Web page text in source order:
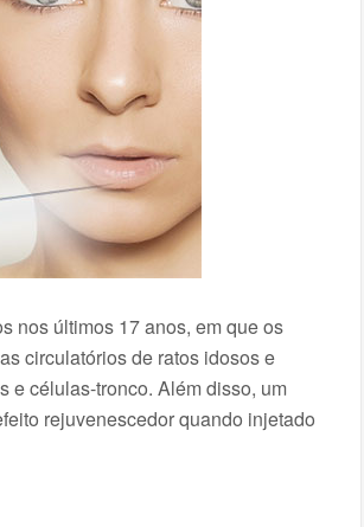
nos últimos 17 anos, em que os
circulatórios de ratos idosos e
e células-tronco. Além disso, um
rejuvenescedor quando injetado